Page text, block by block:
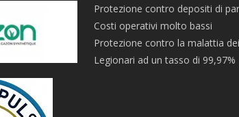
Protezione contro depositi di
Costi operativi molto bassi
Protezione contro la malattia dei
Legionari ad un tasso di 99,97%